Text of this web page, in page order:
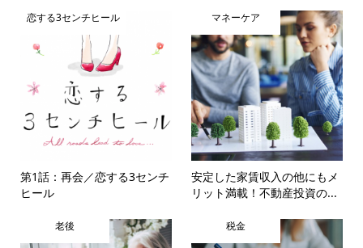
恋する3センチヒール
第1話：再会／恋する3センチ
ヒール
マネーケア
安定した家賃収入の他にもメ
リット満載！不動産投資の...
老後 税金